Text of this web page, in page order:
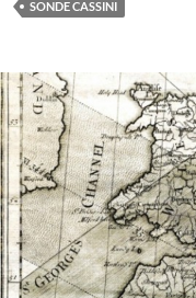
SONDE CASSINI